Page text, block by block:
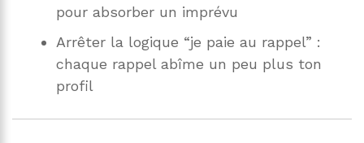
pour absorber un imprévu
Arrêter la logique “je paie au rappel” :
chaque rappel abîme un peu plus ton
profil